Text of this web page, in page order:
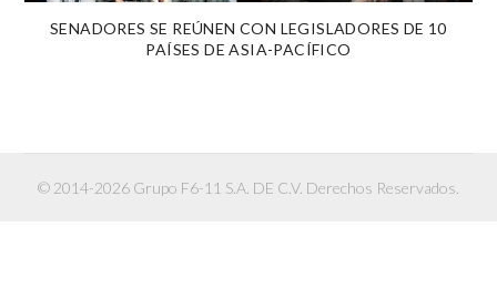
SENADORES SE REÚNEN CON LEGISLADORES DE 10
PAÍSES DE ASIA-PACÍFICO
© 2014-2026 Grupo F6-11 S.A. DE C.V. Derechos Reservados.